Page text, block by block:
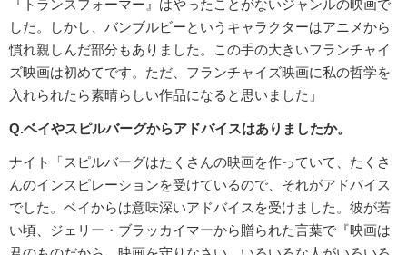
『トランスフォーマー』はやったことがないジャンルの映画で
した。しかし、バンブルビーというキャラクターはアニメから
慣れ親しんだ部分もありました。この手の大きいフランチャイ
ズ映画は初めてです。ただ、フランチャイズ映画に私の哲学を
入れられたら素晴らしい作品になると思いました」
Q.ベイやスピルバーグからアドバイスはありましたか。
ナイト「スピルバーグはたくさんの映画を作っていて、たくさ
んのインスピレーションを受けているので、それがアドバイス
でした。ベイからは意味深いアドバイスを受けました。彼が若
い頃、ジェリー・ブラッカイマーから贈られた言葉で『映画は